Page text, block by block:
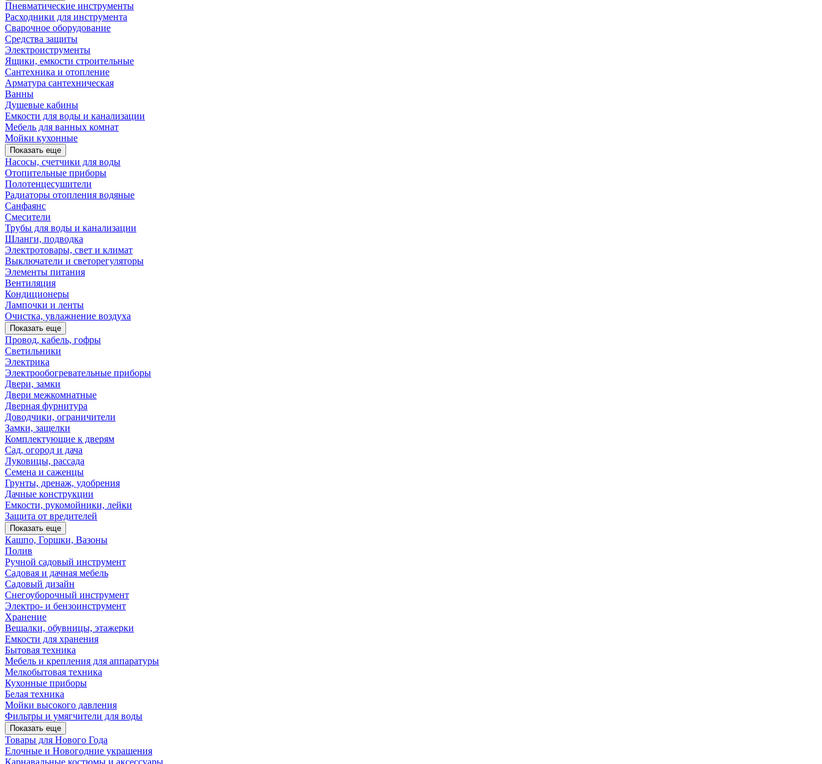
Пневматические инструменты
Расходники для инструмента
Сварочное оборудование
Средства защиты
Электроиструменты
Ящики, емкости строительные
Сантехника и отопление
Арматура сантехническая
Ванны
Душевые кабины
Емкости для воды и канализации
Мебель для ванных комнат
Мойки кухонные
Показать еще
Насосы, счетчики для воды
Отопительные приборы
Полотенцесушители
Радиаторы отопления водяные
Санфаянс
Смесители
Трубы для воды и канализации
Шланги, подводка
Электротовары, свет и климат
Выключатели и светорегуляторы
Элементы питания
Вентиляция
Кондиционеры
Лампочки и ленты
Очистка, увлажнение воздуха
Показать еще
Провод, кабель, гофры
Светильники
Электрика
Электрообогревательные приборы
Двери, замки
Двери межкомнатные
Дверная фурнитура
Доводчики, ограничители
Замки, защелки
Комплектующие к дверям
Сад, огород и дача
Луковицы, рассада
Семена и саженцы
Грунты, дренаж, удобрения
Дачные конструкции
Емкости, рукомойники, лейки
Защита от вредителей
Показать еще
Кашпо, Горшки, Вазоны
Полив
Ручной садовый инструмент
Садовая и дачная мебель
Садовый дизайн
Снегоуборочный инструмент
Электро- и бензоинструмент
Хранение
Вешалки, обувницы, этажерки
Емкости для хранения
Бытовая техника
Мебель и крепления для аппаратуры
Мелкобытовая техника
Кухонные приборы
Белая техника
Мойки высокого давления
Фильтры и умягчители для воды
Показать еще
Товары для Нового Года
Елочные и Новогодние украшения
Карнавальные костюмы и аксессуары